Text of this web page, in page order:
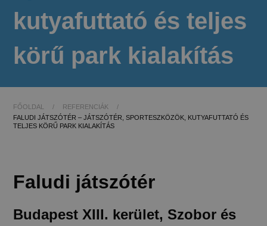
kutyafuttató és teljes
körű park kialakítás
FŐOLDAL / REFERENCIÁK
/
FALUDI JÁTSZÓTÉR – JÁTSZÓTÉR, SPORTESZKÖZÖK, KUTYAFUTTATÓ ÉS
TELJES KÖRŰ PARK KIALAKÍTÁS
Faludi játszótér
Budapest XIII. kerület, Szobor és